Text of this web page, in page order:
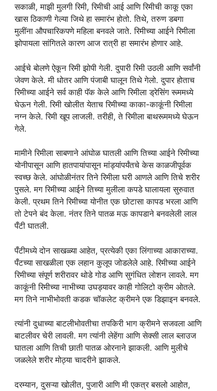
सकाळी, माझी मुलगी रिमी, रिमीची आई आणि रिमीची काकू एका
खास ठिकाणी गेल्या जिथे हा समारंभ होतो. तिथे, तरुण डबगा
मुलींना औपचारिकपणे महिला बनवले जाते. रिमीच्या आईने रिमीला
झोपायला सांगितले कारण आज रात्री हा समारंभ होणार आहे.
आईचे बोलणे ऐकून रिमी झोपी गेली. दुपारी रिमी उठली आणि सर्वांनी
जेवण केले. मी धोतर आणि पंजाबी घालून तिथे गेलो. दुपार होताच
रिमीच्या आईने सर्व काही पॅक केले आणि रिमीला ड्रेसिंग रूममध्ये
घेऊन गेली. रिमी खोलीत येताच रिमीच्या काका-काकूंनी रिमीला
नग्न केले. रिमी खूप लाजली. तरीही, ते रिमीला बाथरूममध्ये घेऊन
गेले.
मामीने रिमीला साबणाने आंघोळ घातली आणि तिच्या आईने रिमीच्या
योनीपासून आणि हातपायांपासून मांड्यांपर्यंतचे केस काळजीपूर्वक
स्वच्छ केले. आंघोळीनंतर तिने रिमीला घरी आणले आणि तिचे शरीर
पुसले. मग रिमीच्या आईने तिच्या मुलीला कपडे घालायला सुरुवात
केली. प्रथम तिने रिमीच्या योनीत एक छोटासा कापड भरला आणि
तो टेपने बंद केला. नंतर तिने पातळ मऊ कापडाने बनवलेली लाल
पँटी घातली.
पँटीमध्ये दोन साखळ्या आहेत, प्रत्येकी एका लिंगाच्या आकाराच्या.
पँटच्या साखळीला एक लहान कुलूप जोडलेले आहे. रिमीच्या आईने
रिमीच्या संपूर्ण शरीरावर थोडे गोड आणि सुगंधित लोशन लावले. मग
काकूंनी रिमीच्या नाभीच्या उघड्यावर काही गोलिटो क्रीम ओतले.
मग तिने नाभीभोवती कडक चॉकलेट क्रीमने एक डिझाइन बनवले.
त्यांनी दुधाच्या बाटलीभोवतीचा तपकिरी भाग क्रीमने सजवला आणि
बाटलीवर चेरी लावली. मग त्यांनी लेहेंगा आणि सेक्सी लाल ब्लाउज
घातला आणि तिची छाती पातळ ओरनाने झाकली. आणि मुलीचे
जळलेले शरीर मोठ्या चादरीने झाकले.
दरम्यान, दुसऱ्या खोलीत, पुजारी आणि मी एकत्र बसलो आहोत,